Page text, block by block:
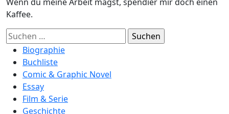
Kaffee.
Suchen
nach:Biographie
Buchliste
Comic & Graphic Novel
Essay
Film & Serie
Geschichte